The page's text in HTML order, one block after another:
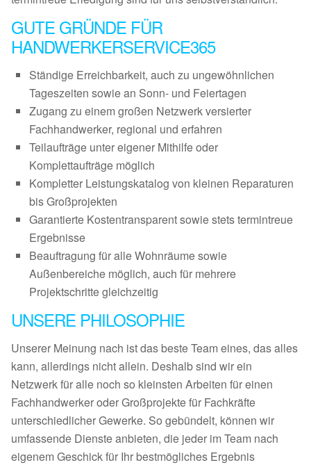
GUTE GRÜNDE FÜR
HANDWERKERSERVICE365
Ständige Erreichbarkeit, auch zu ungewöhnlichen
Tageszeiten sowie an Sonn- und Feiertagen
Zugang zu einem großen Netzwerk versierter
Fachhandwerker, regional und erfahren
Teilaufträge unter eigener Mithilfe oder
Komplettaufträge möglich
Kompletter Leistungskatalog von kleinen Reparaturen
bis Großprojekten
Garantierte Kostentransparent sowie stets termintreue
Ergebnisse
Beauftragung für alle Wohnräume sowie
Außenbereiche möglich, auch für mehrere
Projektschritte gleichzeitig
UNSERE PHILOSOPHIE
Unserer Meinung nach ist das beste Team eines, das alles
kann, allerdings nicht allein. Deshalb sind wir ein
Netzwerk für alle noch so kleinsten Arbeiten für einen
Fachhandwerker oder Großprojekte für Fachkräfte
unterschiedlicher Gewerke. So gebündelt, können wir
umfassende Dienste anbieten, die jeder im Team nach
eigenem Geschick für Ihr bestmögliches Ergebnis